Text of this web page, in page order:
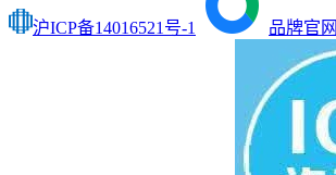
沪ICP备14016521号-1 品牌官网